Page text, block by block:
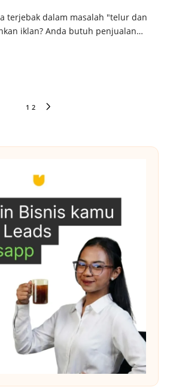
terjebak dalam masalah "telur dan
iklan? Anda butuh penjualan…
1 2